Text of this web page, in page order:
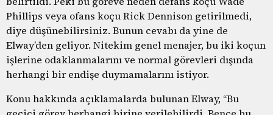
Phillips veya ofans koçu Rick Dennison getirilmedi,
diye düşünebilirsiniz. Bunun cevabı da yine de
Elway’den geliyor. Nitekim genel menajer, bu iki koçun
işlerine odaklanmalarını ve normal görevleri dışında
herhangi bir endişe duymamalarını istiyor.
Konu hakkında açıklamalarda bulunan Elway, “Bu